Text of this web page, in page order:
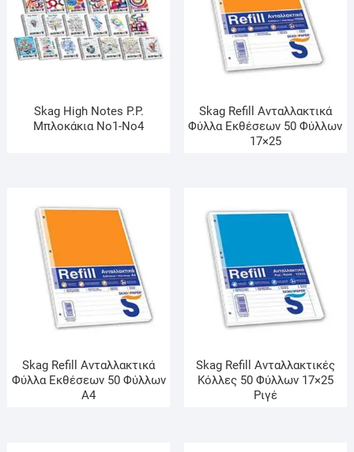
Skag High Notes P.P.
Μπλοκάκια Νο1-Νο4
Skag Refill Ανταλλακτικά
Φύλλα Εκθέσεων 50 Φύλλων
17×25
Skag Refill Ανταλλακτικά
Φύλλα Εκθέσεων 50 Φύλλων
Α4
Skag Refill Ανταλλακτικές
Κόλλες 50 Φύλλων 17×25
Ριγέ